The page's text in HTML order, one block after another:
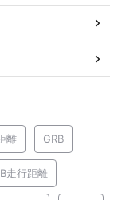
離 GRB
走行距離